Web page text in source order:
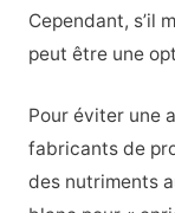
Cependant, s’il
peut être une
Pour éviter une
fabricants de
des nutriments